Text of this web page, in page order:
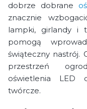
dobrze dobrane
znacznie
lampki, girlandy i
pomogą
świąteczny nastrój.
przestrzeń
oświetlenia LED
twórcze.